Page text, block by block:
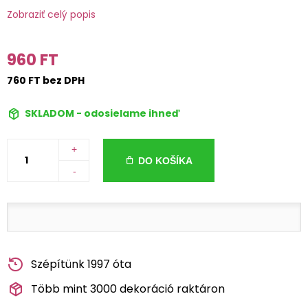
Zobraziť celý popis
960 FT
760 FT bez DPH
SKLADOM - odosielame ihneď
+
-
DO KOŠÍKA
Szépítünk 1997 óta
Több mint 3000 dekoráció raktáron